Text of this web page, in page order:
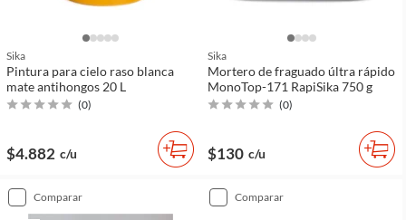
Sika
Pintura para cielo raso blanca
mate antihongos 20 L
(0)
$4.882 c/u
Sika
Mortero de fraguado últra rápido
MonoTop-171 RapiSika 750 g
(0)
$130 c/u
comparar comparar